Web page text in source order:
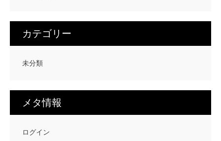
カテゴリー
未分類
メタ情報
ログイン